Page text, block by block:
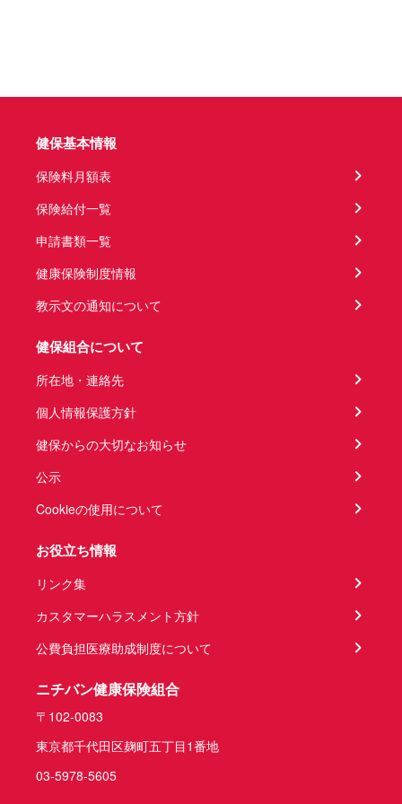
健保基本情報
保険料月額表
保険給付一覧
申請書類一覧
健康保険制度情報
教示文の通知について
健保組合について
所在地・連絡先
個人情報保護方針
健保からの大切なお知らせ
公示
Cookieの使用について
お役立ち情報
リンク集
カスタマーハラスメント方針
公費負担医療助成制度について
ニチバン健康保険組合
〒102-0083
東京都千代田区麹町五丁目1番地
03-5978-5605